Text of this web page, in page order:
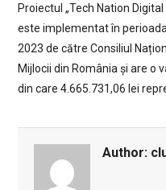
Proiectul „Tech Nation
este implementat în
2023 de către Consiliul
Mijlocii din România și are o
din care 4.665.731,06 lei
Author: